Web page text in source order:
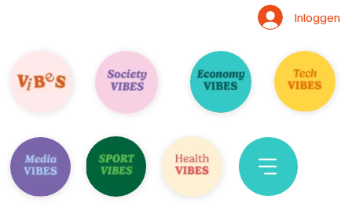
Inloggen